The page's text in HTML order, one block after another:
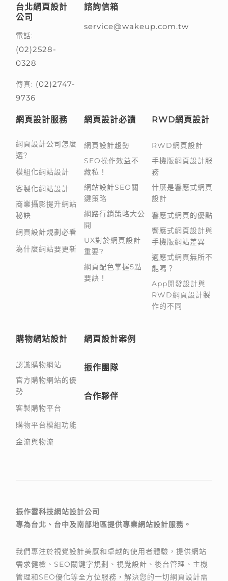
台北網頁設計
公司
電話:
(02)2528-
0328
傳真: (02)2747-
9736
諮詢信箱
service@wakeup.com.tw
網頁設計服務
網頁設計公司怎麼
選?
模組化網站設計
客製化網站設計
商業攝影提升網站
秘訣
網頁設計規劃必看
為什麼網站要更新
網頁設計必讀
網頁設計趨勢
SEO操作效益不
藏私！
網站設計SEO關
鍵策略
網路行銷策略大公
開
UX對於網頁設計
重要?
網頁配色掌握5點
要訣！
RWD網頁設計
RWD網頁設計
手機版網頁設計服
務
什麼是響應式網頁
設計
響應式網頁的優點
響應式網頁設計與
手機版網站差異
適應式網頁無所不
能嗎？
App開發設計與
RWD網頁設計製
作的不同
購物網站設計
認識購物網站
官方購物網站的優
勢
客製購物平台
購物平台模組功能
金流與物流
網頁設計案例
振作團隊
合作夥伴
振作雲科技網站設計公司
專為台北、台中及南部地區提供專業網站設計服務。
我們專注於視覺設計美感和卓越的使用者體驗，提供網站
需求健檢、SEO關鍵字規劃、視覺設計、後台管理、主機
管理和SEO優化等全方位服務，解決您的一切網頁設計需